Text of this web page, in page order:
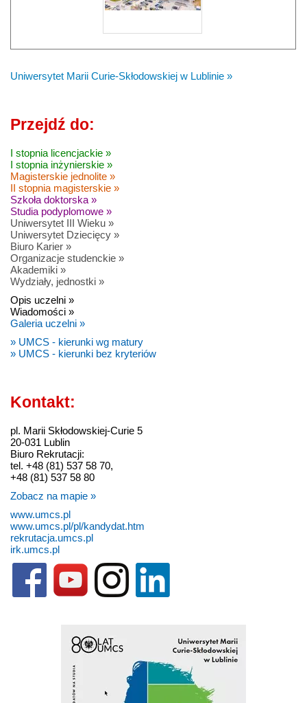
Uniwersytet Marii Curie-Skłodowskiej w Lublinie »
Przejdź do:
I stopnia licencjackie »
I stopnia inżynierskie »
Magisterskie jednolite »
II stopnia magisterskie »
Szkoła doktorska »
Studia podyplomowe »
Uniwersytet III Wieku »
Uniwersytet Dziecięcy »
Biuro Karier »
Organizacje studenckie »
Akademiki »
Wydziały, jednostki »
Opis uczelni »
Wiadomości »
Galeria uczelni »
» UMCS - kierunki wg matury
» UMCS - kierunki bez kryteriów
Kontakt:
pl. Marii Skłodowskiej-Curie 5
20-031 Lublin
Biuro Rekrutacji:
tel. +48 (81) 537 58 70,
+48 (81) 537 58 80
Zobacz na mapie »
www.umcs.pl
www.umcs.pl/pl/kandydat.htm
rekrutacja.umcs.pl
irk.umcs.pl